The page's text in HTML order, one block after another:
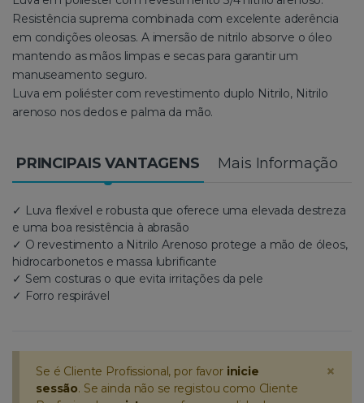
Resistência suprema combinada com excelente aderência
em condições oleosas. A imersão de nitrilo absorve o óleo
mantendo as mãos limpas e secas para garantir um
manuseamento seguro.
Luva em poliéster com revestimento duplo Nitrilo, Nitrilo
arenoso nos dedos e palma da mão.
PRINCIPAIS VANTAGENS Mais Informação
✓ Luva flexível e robusta que oferece uma elevada destreza
e uma boa resistência à abrasão
✓ O revestimento a Nitrilo Arenoso protege a mão de óleos,
hidrocarbonetos e massa lubrificante
✓ Sem costuras o que evita irritações da pele
✓ Forro respirável
×
Se é Cliente Profissional, por favor inicie
sessão. Se ainda não se registou como Cliente